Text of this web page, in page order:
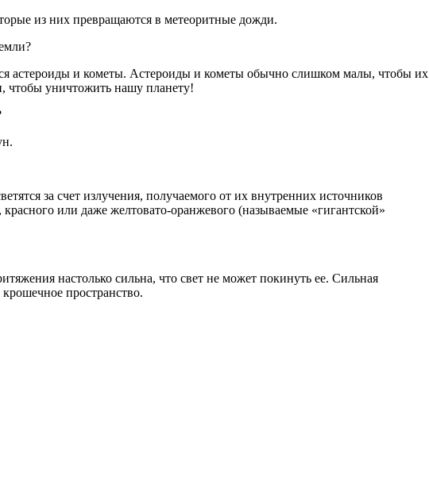
из них превращаются в метеоритные дожди.
астероиды и кометы. Астероиды и кометы обычно слишком малы, чтобы их
чтобы уничтожить нашу планету!
за счет излучения, получаемого от их внутренних источников
или даже желтовато-оранжевого (называемые «гигантской»
настолько сильна, что свет не может покинуть ее. Сильная
крошечное пространство.